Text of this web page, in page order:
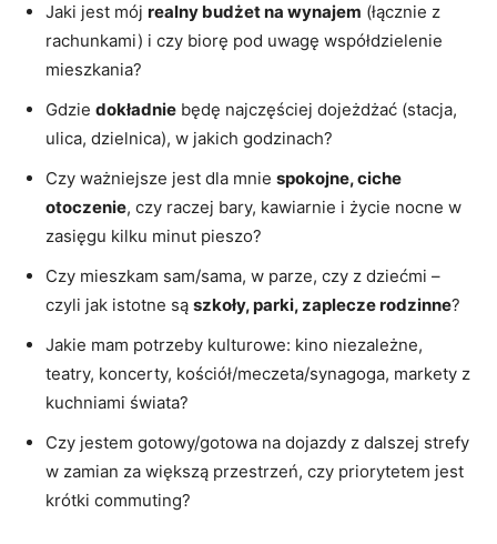
Jaki jest mój realny budżet na wynajem (łącznie z
rachunkami) i czy biorę pod uwagę współdzielenie
mieszkania?
Gdzie dokładnie będę najczęściej dojeżdżać (stacja,
ulica, dzielnica), w jakich godzinach?
Czy ważniejsze jest dla mnie spokojne, ciche
otoczenie, czy raczej bary, kawiarnie i życie nocne w
zasięgu kilku minut pieszo?
Czy mieszkam sam/sama, w parze, czy z dziećmi –
czyli jak istotne są szkoły, parki, zaplecze rodzinne?
Jakie mam potrzeby kulturowe: kino niezależne,
teatry, koncerty, kościół/meczeta/synagoga, markety z
kuchniami świata?
Czy jestem gotowy/gotowa na dojazdy z dalszej strefy
w zamian za większą przestrzeń, czy priorytetem jest
krótki commuting?